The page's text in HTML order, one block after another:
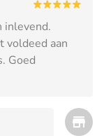
inlevend.
voldeed aan
Goed